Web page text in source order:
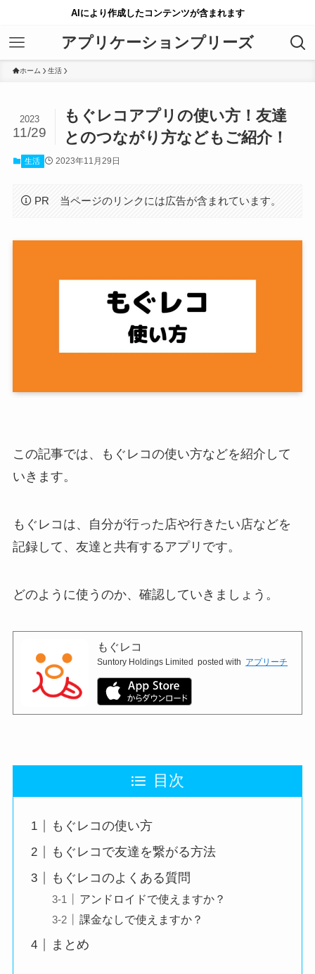
AIにより作成したコンテンツが含まれます
アプリケーションプリーズ
ホーム 生活
もぐレコアプリの使い方！友達
とのつながり方などもご紹介！
2023
11/29
生活 2023年11月29日
PR 当ページのリンクには広告が含まれています。
この記事では、もぐレコの使い方などを紹介して
いきます。
もぐレコは、自分が行った店や行きたい店などを
記録して、友達と共有するアプリです。
どのように使うのか、確認していきましょう。
もぐレコ
Suntory Holdings Limited posted with アプリーチ
目次
もぐレコの使い方
もぐレコで友達を繋がる方法
もぐレコのよくある質問
アンドロイドで使えますか？
課金なしで使えますか？
まとめ